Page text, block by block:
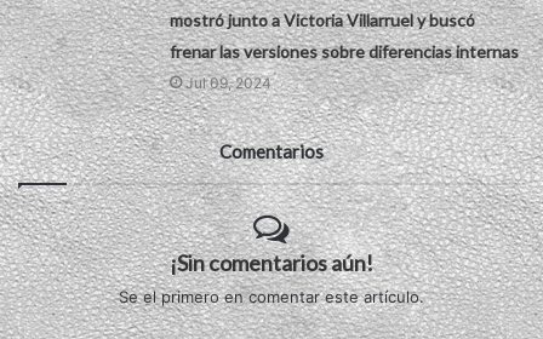
mostró junto a Victoria Villarruel y buscó
frenar las versiones sobre diferencias internas
Jul 09, 2024
Comentarios
¡Sin comentarios aún!
Se el primero en comentar este artículo.